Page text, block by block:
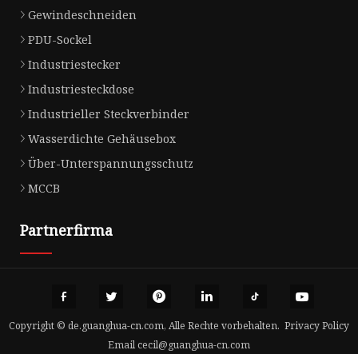
Gewindeschneiden
PDU-Sockel
Industriestecker
Industriesteckdose
Industrieller Steckverbinder
Wasserdichte Gehäusebox
Über-Unterspannungsschutz
MCCB
Partnerfirma
Copyright © de.guanghua-cn.com, Alle Rechte vorbehalten. Privacy Policy
Emailcecil@guanghua-cn.com